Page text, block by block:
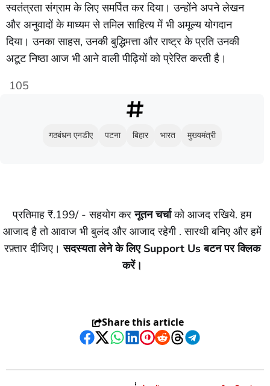
स्वतंत्रता संग्राम के लिए समर्पित कर दिया। उन्होंने अपने लेखन
और अनुवादों के माध्यम से तमिल साहित्य में भी अमूल्य योगदान
दिया। उनका साहस, उनकी बुद्धिमत्ता और राष्ट्र के प्रति उनकी
अटूट निष्ठा आज भी आने वाली पीढ़ियों को प्रेरित करती है।
105
गठबंधन एनडीए पटना बिहार भारत मुख्यमंत्री
प्रतिमाह ₹.199/ - सहयोग करनूतन चर्चाको आजद रखिये. हम
आजाद है तो आवाज भी बुलंद और आजाद रहेगी . सारथी बनिए और हमें
रफ़्तार दीजिए।सदस्यता लेने के लिए Support Us बटन पर क्लिक
करें।
Share this article
Facebook
TwitterWhatsApp
LinkedInPinterest
RedditThreadsTelegram